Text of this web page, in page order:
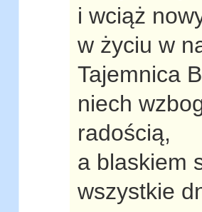
i wciąż
w życiu w
Tajemnica
niech
radością,
a blaskiem
wszystkie